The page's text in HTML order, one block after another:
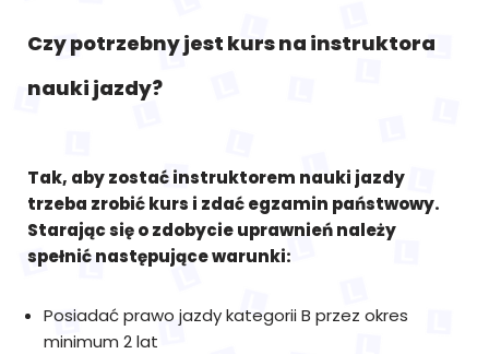
Czy potrzebny jest kurs na instruktora
nauki jazdy?
Tak, aby zostać instruktorem nauki jazdy
trzeba zrobić kurs i zdać egzamin państwowy.
Starając się o zdobycie uprawnień należy
spełnić następujące warunki:
Posiadać prawo jazdy kategorii B przez okres
minimum 2 lat